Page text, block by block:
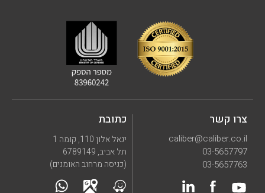
כתובת
יגאל אלון 110, קומה 1
תל אביב, 6789149
(כניסה מרחוב האומנים)
צרו קשר
caliber@caliber.co.il
03-5657797
03-5657763